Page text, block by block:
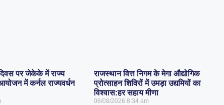
पर जेकेके में राज्य
में कर्नल राज्यवर्धन
राजस्थान वित्त निगम के मेगा औद्योगिक
प्रोत्साहन शिविरों में उमड़ा उद्यमियों का
विश्वास:हर सहाय मीणा
08/08/20268:34 am